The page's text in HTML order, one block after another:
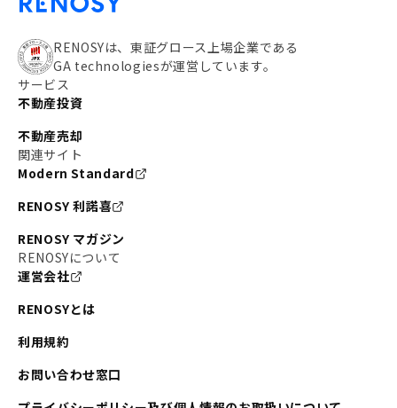
RENOSYは、東証グロース上場企業である
GA technologiesが運営しています。
サービス
不動産投資
不動産売却
関連サイト
Modern Standard
RENOSY 利諾喜
RENOSY マガジン
RENOSYについて
運営会社
RENOSYとは
利用規約
お問い合わせ窓口